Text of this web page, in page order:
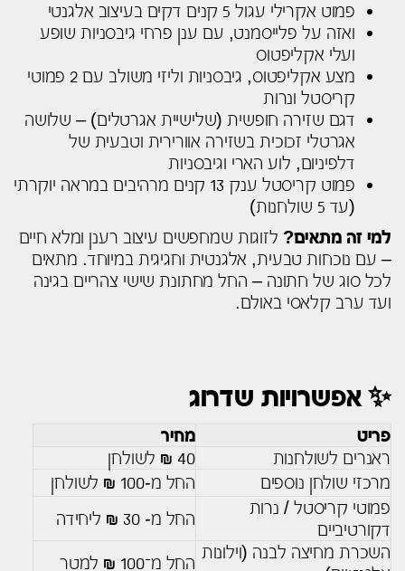
פמוט אקרילי עגול 5 קנים דקים בעיצוב אלגנטי
ואזה על פלייסמנט, עם ענן פרחי גיבסניות שופע
ועלי אקליפטוס
מצע אקליפטוס, גיבסניות וליזי משולב עם 2 פמוטי
קריסטל ונרות
דגם שזירה חופשית (שלישיית אגרטלים) – שלושה
אגרטלי זכוכית בשזירה אוורירית וטבעית של
דלפיניום, לוע הארי וגיבסניות
פמוט קריסטל ענק 13 קנים מרהיבים במראה יוקרתי
(עד 5 שולחנות)
למי זה מתאים? לזוגות שמחפשים עיצוב רענן ומלא חיים
– עם נוכחות טבעית, אלגנטית וחגיגית במיוחד. מתאים
לכל סוג של חתונה – החל מחתונת שישי צהריים בגינה
ועד ערב קלאסי באולם.
✨ אפשרויות שדרוג
פריט
מחיר
ראנרים לשולחנות
40 ₪ לשולחן
מרכזי שולחן נוספים
החל מ-100 ₪ לשולחן
פמוטי קריסטל / נרות
דקורטיביים
החל מ- 30 ₪ ליחידה
השכרת מחיצה לבנה (וילונות
החל מ־100 ₪ למטר